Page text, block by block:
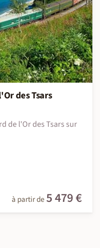
des Tsars
de l'Or des Tsars sur
à partir de 5 479 €